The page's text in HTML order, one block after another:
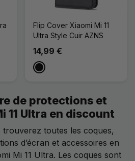
Flip Cover Xiaomi Mi 11
Ultra Style Cuir AZNS
14,99 €
Noir
de protections et
11 Ultra en discount
toutes les coques,
d’écran et accessoires en
Mi 11 Ultra. Les coques sont